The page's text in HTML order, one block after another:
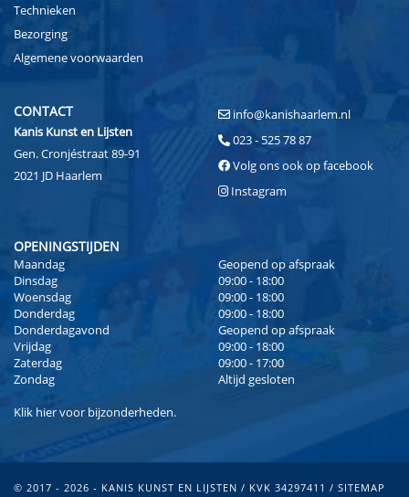
Technieken
Bezorging
Algemene voorwaarden
CONTACT
Kanis Kunst en Lijsten
Gen. Cronjéstraat 89-91
2021 JD Haarlem
info@kanishaarlem.nl
023 - 525 78 87
Volg ons ook op facebook
Instagram
OPENINGSTIJDEN
Maandag
Geopend op afspraak
Dinsdag
09:00 - 18:00
Woensdag
09:00 - 18:00
Donderdag
09:00 - 18:00
Donderdagavond
Geopend op afspraak
Vrijdag
09:00 - 18:00
Zaterdag
09:00 - 17:00
Zondag
Altijd gesloten
Klik hiervoor bijzonderheden.
© 2017 - 2026 - KANIS KUNST EN LIJSTEN / KVK 34297411 / SITEMAP